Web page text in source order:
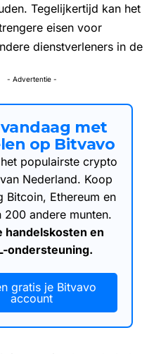
Tegelijkertijd kan het
eisen voor
dienstverleners in de
- Advertentie -
met
op Bitvavo
populairste crypto
Nederland. Koop
Bitcoin, Ethereum en
200 andere munten.
handelskosten en
ondersteuning.
gratis je Bitvavo
account